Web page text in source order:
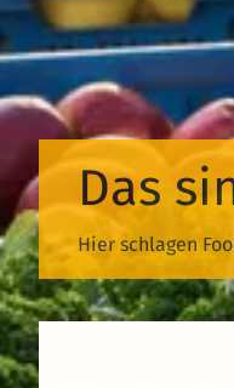
Das
Hier schlagen